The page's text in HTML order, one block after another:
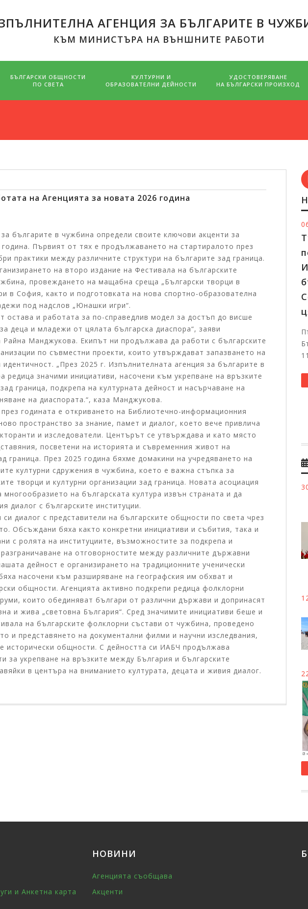
АГЕНЦИЯ ЗА БЪЛГАРИТЕ В
КЪМ МИНИСТЪРА НА ВЪНШНИТЕ РАБОТИ
БЪЛГАРСКИ ОБЩНОСТИ
ПО СВЕТА
КУЛТУРНИ И
ОБРАЗОВАТЕЛНИ ДЕЙНОСТИ
УДОСТОВЕРЯВАНЕ
НА БЪЛГАРСКИ ПРОИЗХОД
на Агенцията за новата 2026 година
българите в чужбина определи своите ключови акценти за
Първият от тях е продължаването на стартиралото през
практики между различните структури на българите зад граница.
на второ издание на Фестивала на българските
провеждането на мащабна среща „Български творци в
в София, както и подготовката на нова спортно-образователна
под надслов „Юнашки игри“.
остава и работата за по-справедлив модел за достъп до висше
деца и младежи от цялата българска диаспора“, заяви
Райна Манджукова. Екипът ни продължава да работи с българските
по съвместни проекти, които утвърждават запазването на
„През 2025 г. Изпълнителната агенция за българите в
редица значими инициативи, насочени към укрепване на връзките
граница, подкрепа на културната дейност и насърчаване на
на диаспората.“, каза Манджукова.
годината е откриването на Библиотечно-информационния
пространство за знание, памет и диалог, което вече привлича
и изследователи. Центърът се утвърждава и като място
посветени на историята и съвременния живот на
граница. През 2025 година бяхме домакини на учредяването на
културни сдружения в чужбина, което е важна стъпка за
творци и културни организации зад граница. Новата асоциация
на българската култура извън страната и да
диалог с българските институции.
диалог с представители на българските общности по света чрез
Обсъждани бяха както конкретни инициативи и събития, така и
с ролята на институциите, възможностите за подкрепа и
на отговорностите между различните държавни
дейност е организирането на традиционните ученически
насочени към разширяване на географския им обхват и
общности. Агенцията активно подкрепи редица фолклорни
които обединяват българи от различни държави и допринасят
и жива „световна България“. Сред значимите инициативи беше и
на българските фолклорни състави от чужбина, проведено
и представянето на документални филми и научни изследвания,
исторически общности. С дейността си ИАБЧ продължава
за укрепване на връзките между България и българските
в центъра на вниманието културата, децата и живия диалог.
и Анкетна карта
НОВИНИ
Агенцията съобщава
Акценти